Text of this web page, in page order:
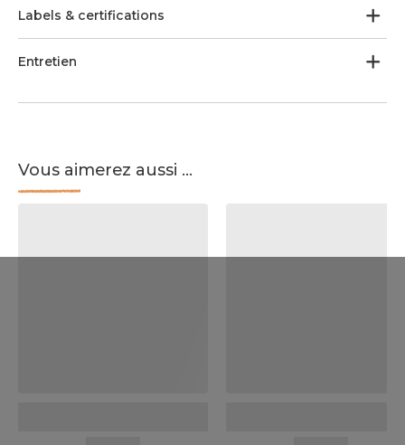
Labels & certifications
Entretien
Vous aimerez aussi ...